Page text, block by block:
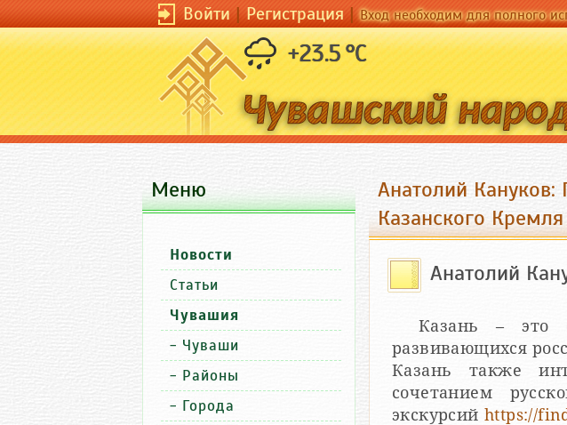
Войти|Регистрация|Вход необходим для полного
+23.5 °C
Анатолий
Казанского Кремля
Анатолий
Казань – это
развивающихся
Казань также
сочетанием
экскурсий https://
Меню
Новости
Статьи
Чувашия
- Чуваши
- Районы
- Города